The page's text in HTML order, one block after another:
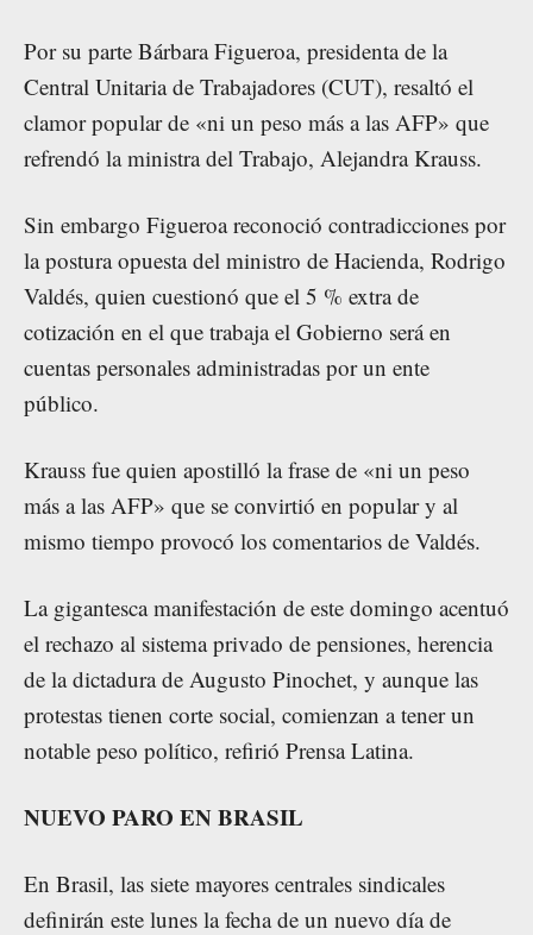
Por su parte Bárbara Figueroa, presidenta de la
Central Unitaria de Trabajadores (CUT), resaltó el
clamor popular de «ni un peso más a las AFP» que
refrendó la ministra del Trabajo, Alejandra Krauss.
Sin embargo Figueroa reconoció contradicciones por
la postura opuesta del ministro de Hacienda, Rodrigo
Valdés, quien cuestionó que el 5 % extra de
cotización en el que trabaja el Gobierno será en
cuentas personales administradas por un ente
público.
Krauss fue quien apostilló la frase de «ni un peso
más a las AFP» que se convirtió en popular y al
mismo tiempo provocó los comentarios de Valdés.
La gigantesca manifestación de este domingo acentuó
el rechazo al sistema privado de pensiones, herencia
de la dictadura de Augusto Pinochet, y aunque las
protestas tienen corte social, comienzan a tener un
notable peso político, refirió Prensa Latina.
NUEVO PARO EN BRASIL
En Brasil, las siete mayores centrales sindicales
definirán este lunes la fecha de un nuevo día de